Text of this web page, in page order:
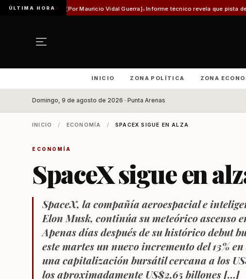
ÚLTIMA HORA
[Por Mauricio Vidal Guerra] Informe técnico revela que pista de Aeródromo de
INICIO ZONA POLÍTICA ZONA
Domingo, 9 de agosto de 2026 · Punta Arenas
INICIO / ECONOMÍA / SPACEX SIGUE EN ALZA
ECONOMÍA
SpaceX sigue en
SpaceX, la compañía aeroespacial e
Elon Musk, continúa su meteórico ascenso
Apenas días después de su histórico debut
este martes un nuevo incremento del 13%
una capitalización bursátil cercana a los
los aproximadamente US$2,65 billones […]